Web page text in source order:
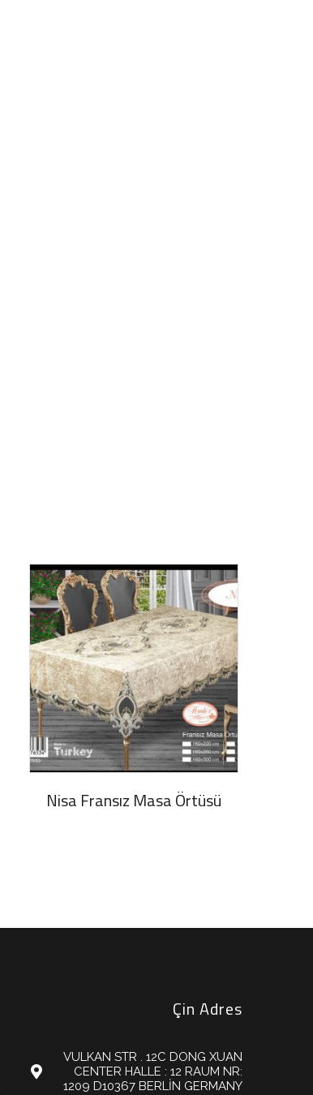
Nisa Fransız Masa Örtüsü
Çin Adres
VULKAN STR . 12C DONG XUAN
CENTER HALLE : 12 RAUM NR:
1209 D10367 BERLİN GERMANY